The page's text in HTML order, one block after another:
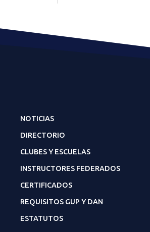
NOTICIAS
DIRECTORIO
CLUBES Y ESCUELAS
INSTRUCTORES FEDERADOS
CERTIFICADOS
REQUISITOS GUP Y DAN
ESTATUTOS